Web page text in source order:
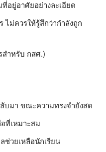
อยู่อาศัยอย่างละเอียด
ม่ควรให้รู้สึกว่ากำลังถูก
ำหรับ กสศ.)
บมา ขณะความทรงจำยังสด
ที่เหมาะสม
ช่วยเหลือนักเรียน